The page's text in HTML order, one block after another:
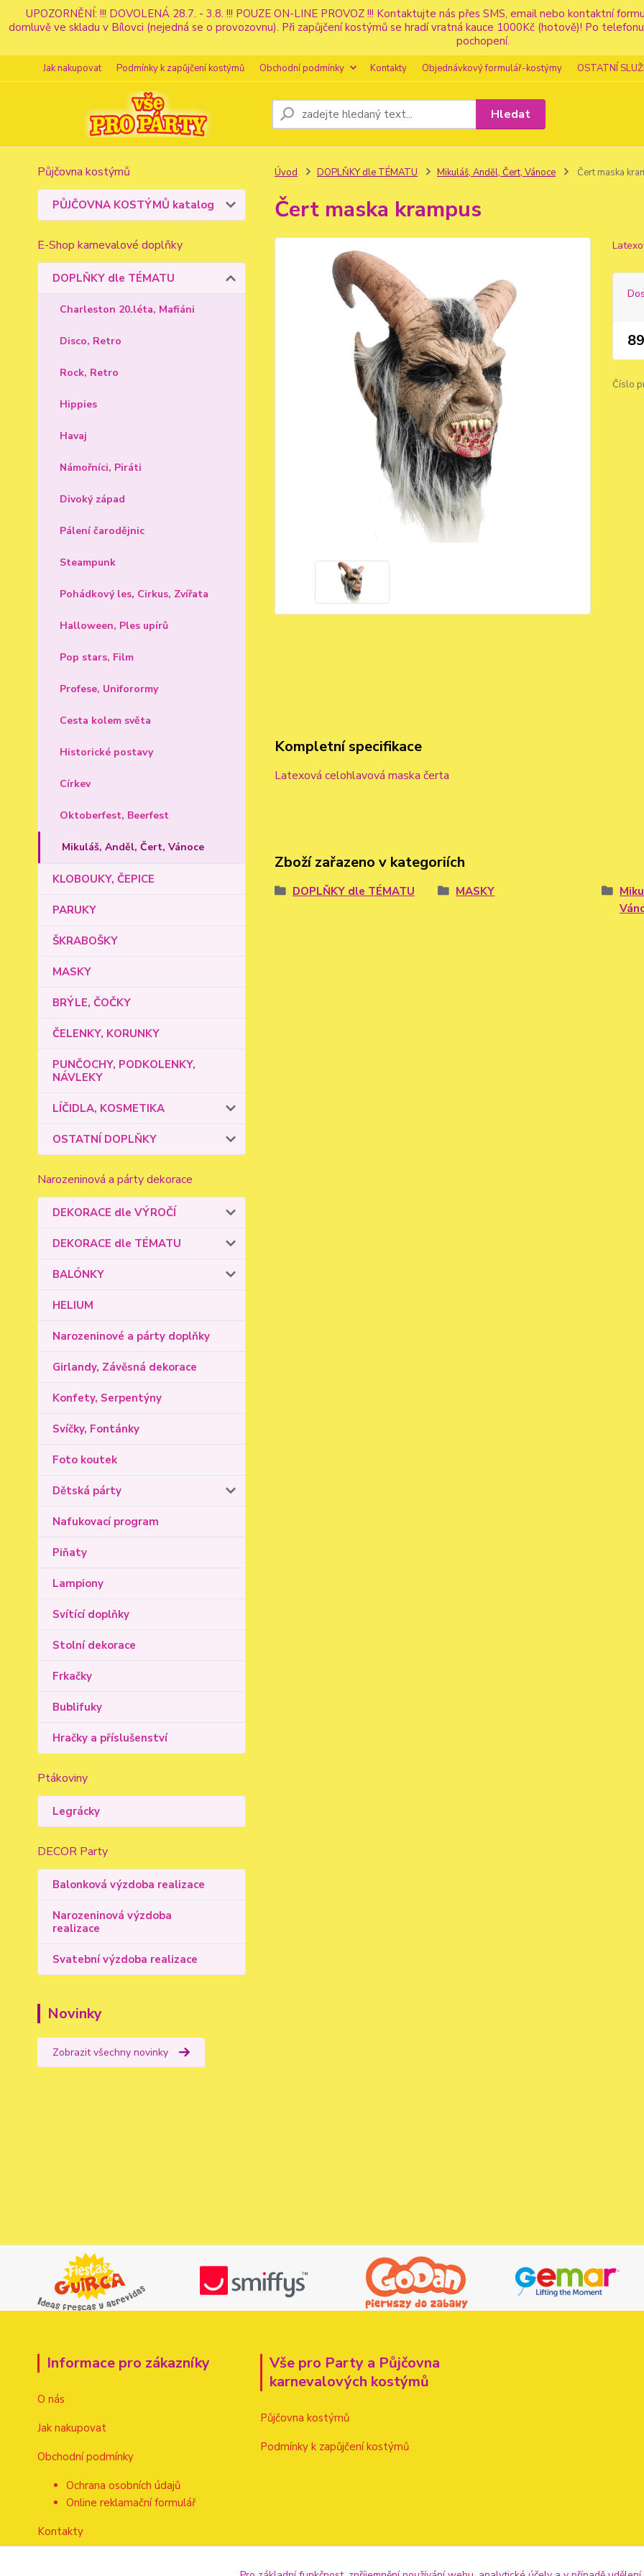
UPOZORNĚNÍ: !!! DOVOLENÁ 28.7. - 3.8. !!! POUZE ON-LINE PROVOZ !!! Kontaktujte nás přes SMS, email nebo kontaktní
domluvě ve skladu v Bílovci (nejedná se o provozovnu). Při zapůjčení kostýmů se hradí vratná kauce 1000Kč (hotově)! Po
pochopení.
Jak nakupovat Podmínky k zapůjčení kostýmů Obchodní podmínky Kontakty Objednávkový formulář-kostýmy OSTATNÍ
Hledat
Půjčovna kostýmů
PŮJČOVNA KOSTÝMŮ katalog
E-Shop karnevalové doplňky
DOPLŇKY dle TÉMATU
Charleston 20.léta, Mafiáni
Disco, Retro
Rock, Retro
Hippies
Havaj
Námořníci, Piráti
Divoký západ
Pálení čarodějnic
Steampunk
Pohádkový les, Cirkus, Zvířata
Halloween, Ples upírů
Pop stars, Film
Profese, Uniforormy
Cesta kolem světa
Historické postavy
Církev
Oktoberfest, Beerfest
Mikuláš, Anděl, Čert, Vánoce
KLOBOUKY, ČEPICE
PARUKY
ŠKRABOŠKY
MASKY
BRÝLE, ČOČKY
ČELENKY, KORUNKY
PUNČOCHY, PODKOLENKY,
NÁVLEKY
LÍČIDLA, KOSMETIKA
OSTATNÍ DOPLŇKY
Narozeninová a párty dekorace
DEKORACE dle VÝROČÍ
DEKORACE dle TÉMATU
BALÓNKY
HELIUM
Narozeninové a párty doplňky
Girlandy, Závěsná dekorace
Konfety, Serpentýny
Svíčky, Fontánky
Foto koutek
Dětská párty
Nafukovací program
Piňaty
Lampiony
Svítící doplňky
Stolní dekorace
Frkačky
Bublifuky
Hračky a příslušenství
Ptákoviny
Legrácky
DECOR Party
Balonková výzdoba realizace
Narozeninová výzdoba
realizace
Svatební výzdoba realizace
Novinky
Zobrazit všechny novinky
Úvod DOPLŇKY dle TÉMATU Mikuláš, Anděl, Čert, Vánoce Čert maska
Čert maska krampus
Číslo
Kompletní specifikace
Latexová celohlavová maska čerta
Zboží zařazeno v kategoriích
DOPLŇKY dle TÉMATU MASKY
Informace pro zákazníky
O nás
Jak nakupovat
Obchodní podmínky
Ochrana osobních údajů
Online reklamační formulář
Kontakty
Vše pro Party a Půjčovna
karnevalových kostýmů
Půjčovna kostýmů
Podmínky k zapůjčení kostýmů